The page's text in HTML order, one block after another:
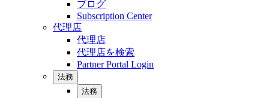
ブログ
Subscription Center
代理店
代理店
代理店を検索
Partner Portal Login
法務
法務